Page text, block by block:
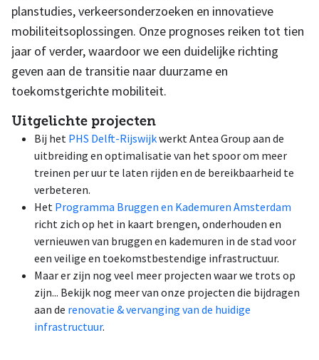
planstudies, verkeersonderzoeken en innovatieve
mobiliteitsoplossingen. Onze prognoses reiken tot tien
jaar of verder, waardoor we een duidelijke richting
geven aan de transitie naar duurzame en
toekomstgerichte mobiliteit.
Uitgelichte projecten
Bij het PHS Delft-Rijswijkwerkt Antea Group aan de
uitbreiding en optimalisatie van het spoor om meer
treinen per uur te laten rijden en de bereikbaarheid te
verbeteren.
Het Programma Bruggen en Kademuren Amsterdam
richt zich op het in kaart brengen, onderhouden en
vernieuwen van bruggen en kademuren in de stad voor
een veilige en toekomstbestendige infrastructuur.
Maar er zijn nog veel meer projecten waar we trots op
zijn... Bekijk nog meer van onze projecten die bijdragen
aan de renovatie & vervanging van de huidige
infrastructuur.